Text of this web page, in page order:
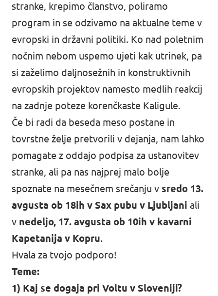
stranke, krepimo članstvo, poliramo
program in se odzivamo na aktualne teme v
evropski in državni politiki. Ko nad poletnim
nočnim nebom uspemo ujeti kak utrinek, pa
si zaželimo daljnosežnih in konstruktivnih
evropskih projektov namesto medlih reakcij
na zadnje poteze korenčkaste Kaligule.
Če bi radi da beseda meso postane in
tovrstne želje pretvorili v dejanja, nam lahko
pomagate z oddajo podpisa za ustanovitev
stranke, ali pa nas najprej malo bolje
spoznate na mesečnem srečanju v sredo 13.
avgusta ob 18ih v Sax pubu v Ljubljani ali
v nedeljo, 17. avgusta ob 10ih v kavarni
Kapetanija v Kopru.
Hvala za tvojo podporo!
Teme:
1) Kaj se dogaja pri Voltu v Sloveniji?